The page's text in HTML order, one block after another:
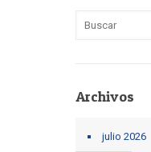
Archivos
julio 2026